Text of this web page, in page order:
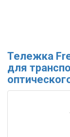
Тележка
для